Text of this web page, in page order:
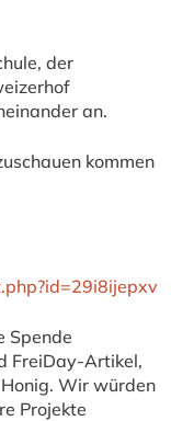
der
an.
kommen
Spende
FreiDay-Artikel,
Wir würden
Projekte